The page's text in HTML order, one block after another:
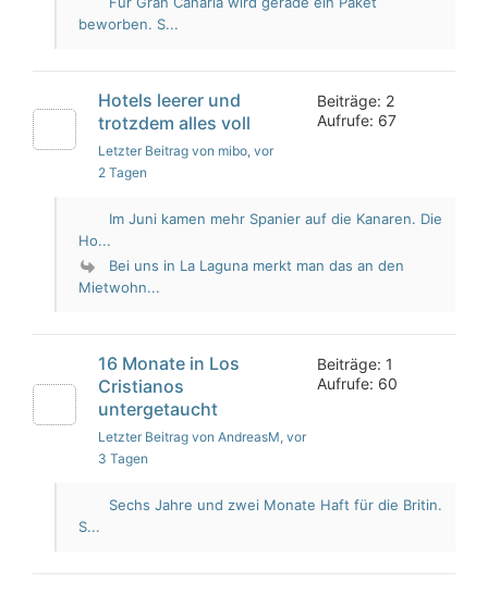
beworben. S...
Hotels leerer und
trotzdem alles voll
Letzter Beitrag von mibo, vor
2 Tagen
Beiträge: 2
Aufrufe: 67
Im Juni kamen mehr Spanier auf die Kanaren. Die
Ho...
Bei uns in La Laguna merkt man das an den
Mietwohn...
16 Monate in Los
Cristianos
untergetaucht
Letzter Beitrag von AndreasM, vor
3 Tagen
Beiträge: 1
Aufrufe: 60
Sechs Jahre und zwei Monate Haft für die Britin.
S...